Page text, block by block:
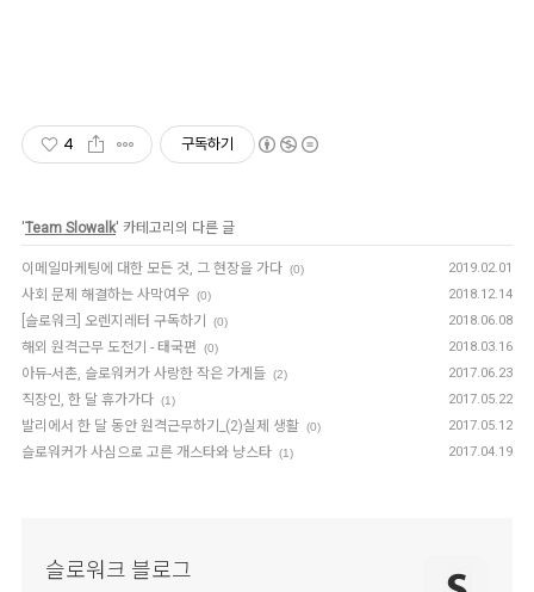
4 구독하기
'Team Slowalk' 카테고리의 다른 글
이메일마케팅에 대한 모든 것, 그 현장을 가다 (0) 2019.02.01
사회 문제 해결하는 사막여우 (0) 2018.12.14
[슬로워크] 오렌지레터 구독하기 (0) 2018.06.08
해외 원격근무 도전기 - 태국편 (0) 2018.03.16
아듀-서촌, 슬로워커가 사랑한 작은 가게들 (2) 2017.06.23
직장인, 한 달 휴가가다 (1) 2017.05.22
발리에서 한 달 동안 원격근무하기_(2)실제 생활 (0) 2017.05.12
슬로워커가 사심으로 고른 개스타와 냥스타 (1) 2017.04.19
슬로워크 블로그